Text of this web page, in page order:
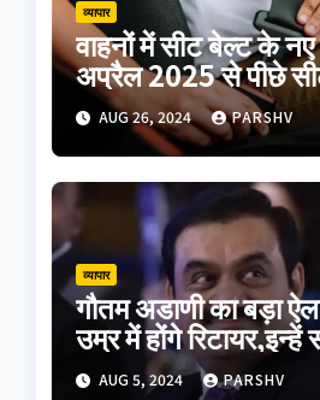
व्यापार
वाहनों में सीट बेल्ट के
अप्रैल 2025 से पीछे
अनिवार्य
AUG 26, 2024 PARSHV
व्यापार
गौतम अडाणी का बड़ा
उम्र में होंगे रिटायर,इन्हें
की कंपनी
AUG 5, 2024 PARSHV